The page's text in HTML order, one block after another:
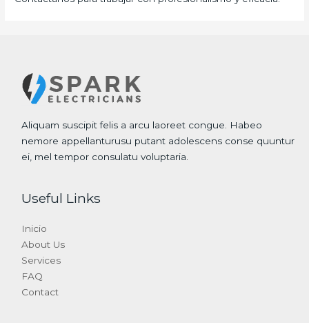
Aliquam suscipit felis a arcu laoreet congue. Habeo
nemore appellanturusu putant adolescens conse quuntur
ei, mel tempor consulatu voluptaria.
Useful Links
Inicio
About Us
Services
FAQ
Contact